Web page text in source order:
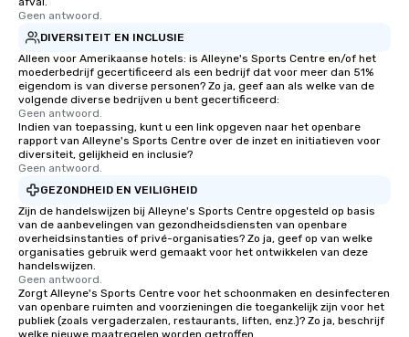
Geen antwoord.
DIVERSITEIT EN INCLUSIE
Alleen voor Amerikaanse hotels: is Alleyne's Sports Centre en/of het
moederbedrijf gecertificeerd als een bedrijf dat voor meer dan 51%
eigendom is van diverse personen? Zo ja, geef aan als welke van de
volgende diverse bedrijven u bent gecertificeerd:
Geen antwoord.
Indien van toepassing, kunt u een link opgeven naar het openbare
rapport van Alleyne's Sports Centre over de inzet en initiatieven voor
diversiteit, gelijkheid en inclusie?
Geen antwoord.
GEZONDHEID EN VEILIGHEID
Zijn de handelswijzen bij Alleyne's Sports Centre opgesteld op basis
van de aanbevelingen van gezondheidsdiensten van openbare
overheidsinstanties of privé-organisaties? Zo ja, geef op van welke
organisaties gebruik werd gemaakt voor het ontwikkelen van deze
handelswijzen.
Geen antwoord.
Zorgt Alleyne's Sports Centre voor het schoonmaken en desinfecteren
van openbare ruimten and voorzieningen die toegankelijk zijn voor het
publiek (zoals vergaderzalen, restaurants, liften, enz.)? Zo ja, beschrijf
welke nieuwe maatregelen worden getroffen.